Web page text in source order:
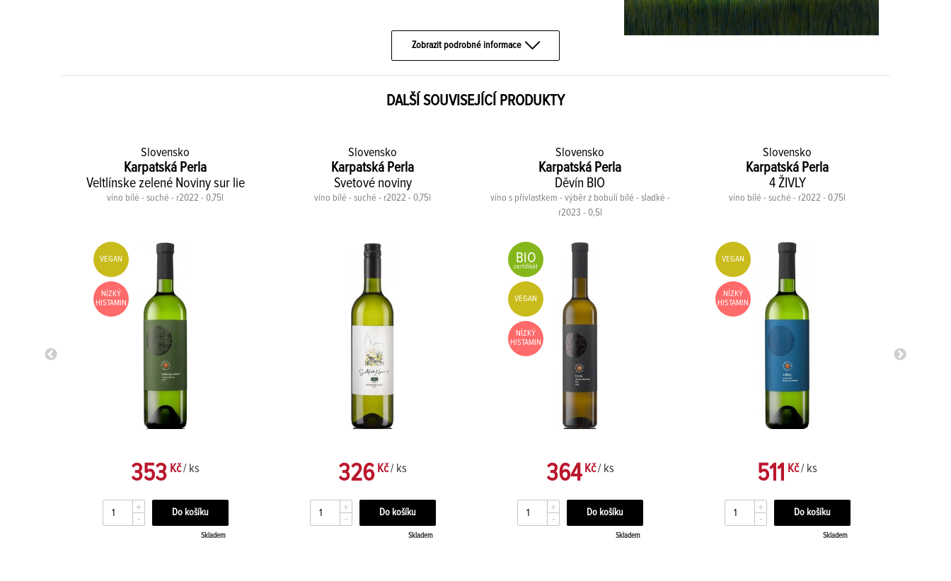
Zobrazit podrobné informace
DALŠÍ SOUVISEJÍCÍ PRODUKTY
Slovensko
Karpatská Perla
Veltlínske zelené Noviny sur lie
víno bílé - suché - r2022 - 0,75l
VEGAN
NÍZKÝ
HISTAMIN
353 Kč/ ks
+
-
Skladem
Slovensko
Karpatská Perla
Svetové noviny
víno bílé - suché - r2022 - 0,75l
326 Kč/ ks
+
-
Skladem
Slovensko
Karpatská Perla
Děvín BIO
víno s přívlastkem - výběr z bobulí bílé - sladké -
r2023 - 0,5l
BIO
certifikát
VEGAN
NÍZKÝ
HISTAMIN
364 Kč/ ks
+
-
Skladem
Slovensko
Karpatská Perla
4 ŽIVLY
víno bílé - suché - r2022 - 0,75l
VEGAN
NÍZKÝ
HISTAMIN
511 Kč/ ks
+
-
Skladem